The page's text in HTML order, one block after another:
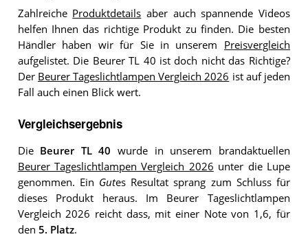
Zahlreiche Produktdetails aber auch spannende Videos
helfen Ihnen das richtige Produkt zu finden. Die besten
Händler haben wir für Sie in unserem Preisvergleich
aufgelistet. Die Beurer TL 40 ist doch nicht das Richtige?
Der Beurer Tageslichtlampen Vergleich 2026 ist auf jeden
Fall auch einen Blick wert.
Vergleichsergebnis
Die Beurer TL 40 wurde in unserem brandaktuellen
Beurer Tageslichtlampen Vergleich 2026 unter die Lupe
genommen. Ein Gutes Resultat sprang zum Schluss für
dieses Produkt heraus. Im Beurer Tageslichtlampen
Vergleich 2026 reicht dass, mit einer Note von 1,6, für
den 5. Platz.